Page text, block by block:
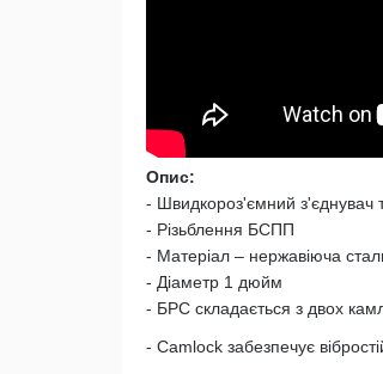
Опис:
- Швидкороз'ємний з'єднувач
- Різьблення БСПП
- Матеріал – нержавіюча
- Діаметр 1 дюйм
- БРС складається з двох
- Camlock забезпечує